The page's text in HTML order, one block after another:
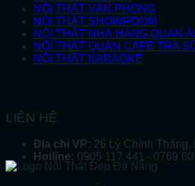
NỘI THẤT VĂN PHÒNG
NỘI THẤT SHOWROOM
NỘI THẤT NHÀ HÀNG QUÁN
NỘI THẤT QUÁN CAFE TRÀ
NỘI THẤT KARAOKE
LIÊN HỆ
Địa chỉ VP: 26 Lý Chính
Hotline: 0905 117 441 - 0769